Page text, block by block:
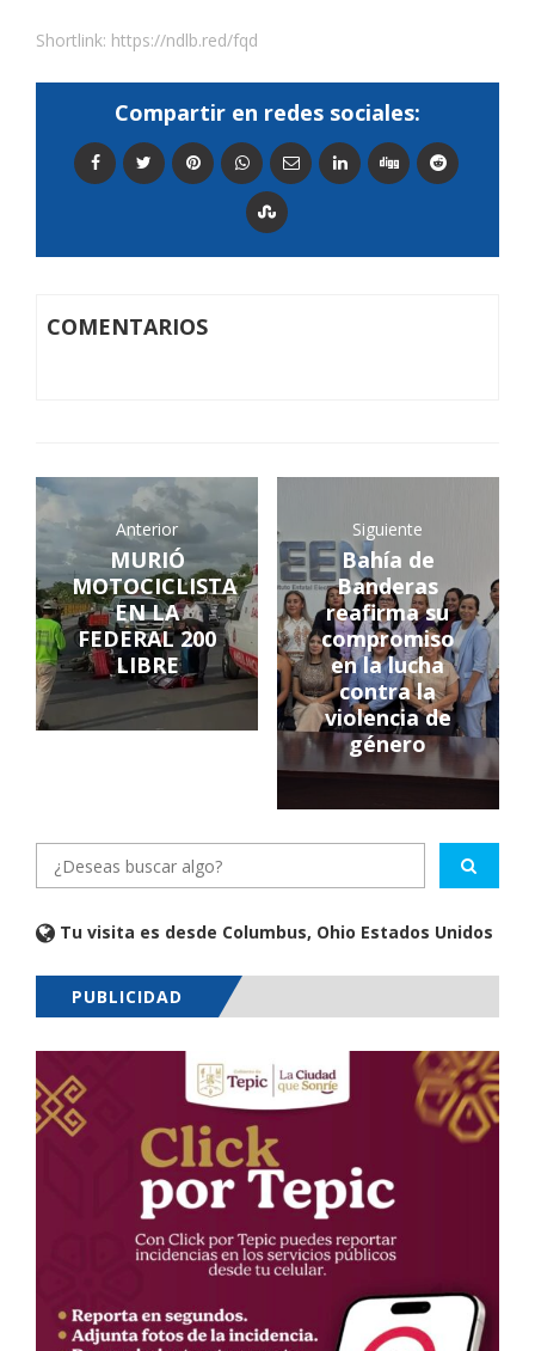
Shortlink: https://ndlb.red/fqd
Compartir en redes sociales:
COMENTARIOS
Anterior
MURIÓ
MOTOCICLISTA
EN LA
FEDERAL 200
LIBRE
Siguiente
Bahía de
Banderas
reafirma su
compromiso
en la lucha
contra la
violencia de
género
Tu visita es desde Columbus, Ohio Estados Unidos
PUBLICIDAD